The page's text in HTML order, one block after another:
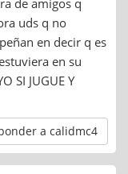
uds q no
en decir q es
en su
SI JUGUE Y
a calidmc4